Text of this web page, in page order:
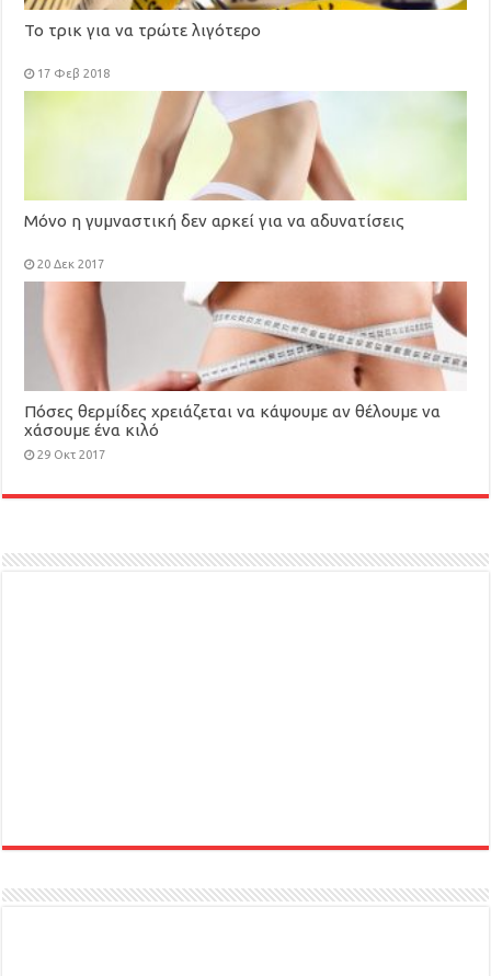
Το τρικ για να τρώτε λιγότερο
17 Φεβ 2018
Μόνο η γυμναστική δεν αρκεί για να αδυνατίσεις
20 Δεκ 2017
Πόσες θερμίδες χρειάζεται να κάψουμε αν θέλουμε να
χάσουμε ένα κιλό
29 Οκτ 2017